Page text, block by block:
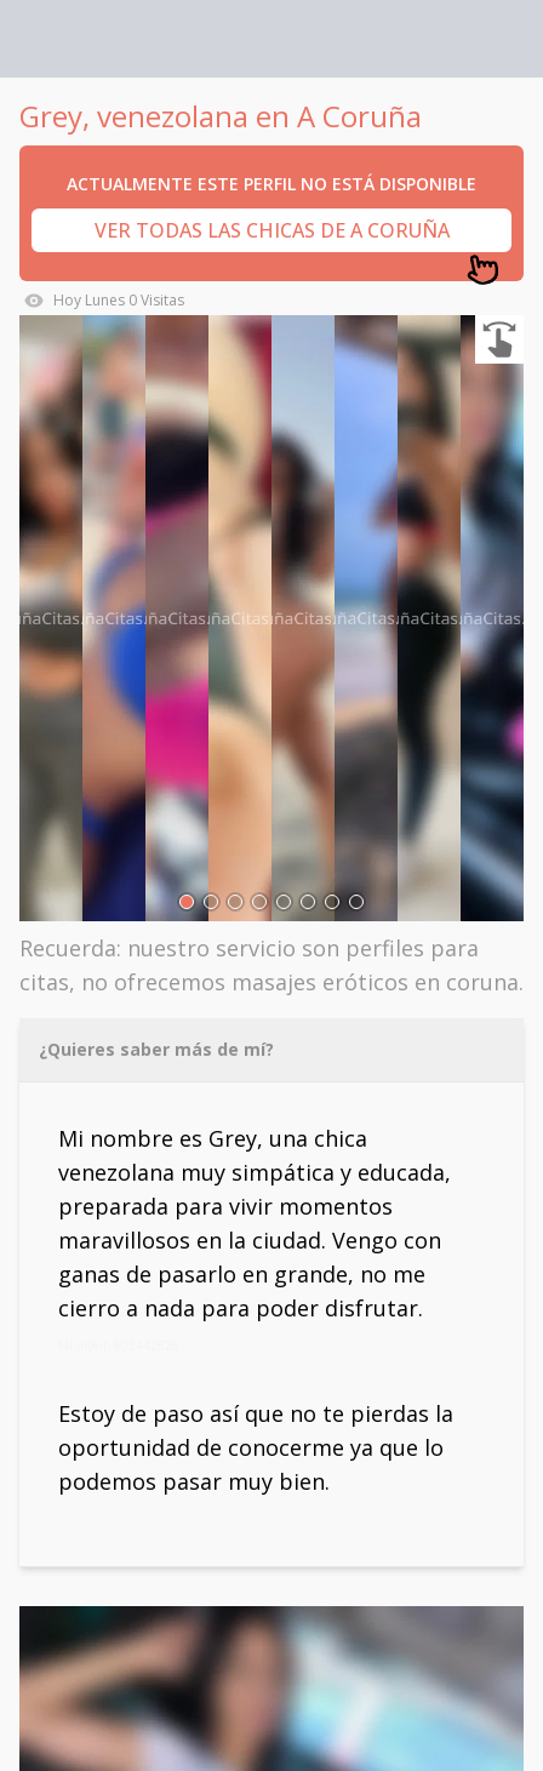
Grey, venezolana en A Coruña
ACTUALMENTE ESTE PERFIL NO ESTÁ DISPONIBLE
VER TODAS LAS CHICAS DE A CORUÑA
Hoy Lunes 0Visitas
Recuerda: nuestro servicio son perfiles para
citas, no ofrecemos masajes eróticos en coruna.
¿Quieres saber más de mí?
Mi nombre es Grey, una chica
venezolana muy simpática y educada,
preparada para vivir momentos
maravillosos en la ciudad. Vengo con
ganas de pasarlo en grande, no me
cierro a nada para poder disfrutar.
Estoy de paso así que no te pierdas la
oportunidad de conocerme ya que lo
podemos pasar muy bien.